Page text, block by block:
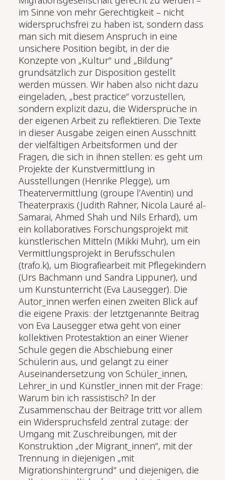
im Sinne von mehr Gerechtigkeit – nicht
widerspruchsfrei zu haben ist, sondern dass
man sich mit diesem Anspruch in eine
unsichere Position begibt, in der die
Konzepte von „Kultur“ und „Bildung“
grundsätzlich zur Disposition gestellt
werden müssen. Wir haben also nicht dazu
eingeladen, „best practice“ vorzustellen,
sondern explizit dazu, die Widersprüche in
der eigenen Arbeit zu reflektieren. Die Texte
in dieser Ausgabe zeigen einen Ausschnitt
der vielfältigen Arbeitsformen und der
Fragen, die sich in ihnen stellen: es geht um
Projekte der Kunstvermittlung in
Ausstellungen (Henrike Plegge), um
Theatervermittlung (groupe l’Aventin) und
Theaterpraxis (Judith Rahner, Nicola Lauré al-
Samarai, Ahmed Shah und Nils Erhard), um
ein kollaboratives Forschungsprojekt mit
künstlerischen Mitteln (Mikki Muhr), um ein
Vermittlungsprojekt in Berufsschulen
(trafo.k), um Biografiearbeit mit Pflegekindern
(Urs Bachmann und Sandra Lippuner), und
um Kunstunterricht (Eva Lausegger). Die
Autor_innen werfen einen zweiten Blick auf
die eigene Praxis: der letztgenannte Beitrag
von Eva Lausegger etwa geht von einer
kollektiven Protestaktion an einer Wiener
Schule gegen die Abschiebung einer
Schülerin aus, und gelangt zu einer
Auseinandersetzung von Schüler_innen,
Lehrer_in und Künstler_innen mit der Frage:
Warum bin ich rassistisch? In der
Zusammenschau der Beiträge tritt vor allem
ein Widerspruchsfeld zentral zutage: der
Umgang mit Zuschreibungen, mit der
Konstruktion „der Migrant_innen“, mit der
Trennung in diejenigen „mit
Migrationshintergrund“ und diejenigen, die